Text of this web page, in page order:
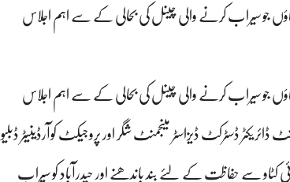
گاؤں جو سیراب کرنے والی چینل کی بحالی کے سے اہم اجلاس
گاؤں جو سیراب کرنے والی چینل کی بحالی کے سے اہم اجلاس
ڈائریکٹر ڈسٹرکٹ ڈیزاسٹر مینجمنٹ شگر اور پروجیکٹ کوآرڈینیٹر ڈبلیو
سے حفاظت کے لئے بند باندھنے اور حیدرآباد کو سیراب